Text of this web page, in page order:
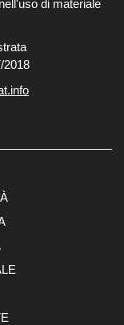
di materiale
2018